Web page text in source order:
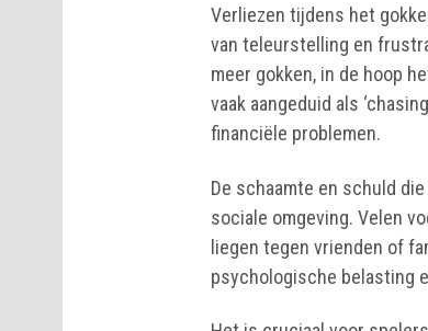
Verliezen tijdens het
van teleurstelling en
meer gokken, in de hoop
vaak aangeduid als
financiële problemen.
De schaamte en schuld
sociale omgeving. Velen
liegen tegen vrienden of
psychologische belasting